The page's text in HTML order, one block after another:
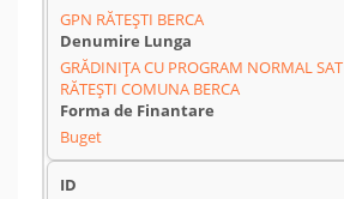
GPN RĂTEŞTI BERCA
GRĂDINIŢA CU PROGRAM NORMAL SAT
RĂTEŞTI COMUNA BERCA
Buget